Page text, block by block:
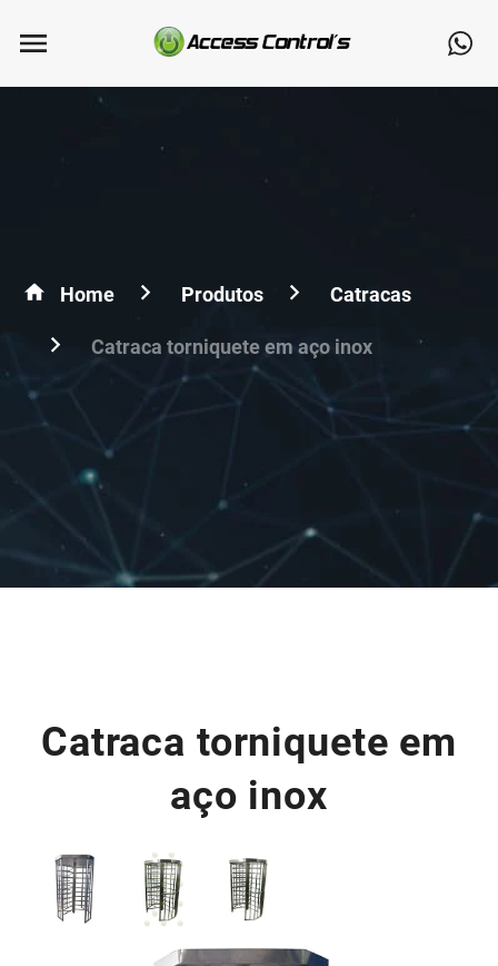
Home Produtos Catracas
Catraca torniquete em aço inox
Catraca torniquete em
aço inox